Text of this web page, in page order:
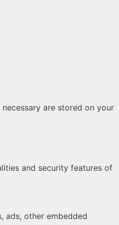
are stored on your
and security features of
ads, other embedded